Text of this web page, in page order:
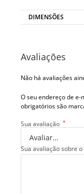
DIMENSÕES
Avaliações
Não há avaliações
O seu endereço de
obrigatórios são
Sua avaliação *
Sua avaliação sobre